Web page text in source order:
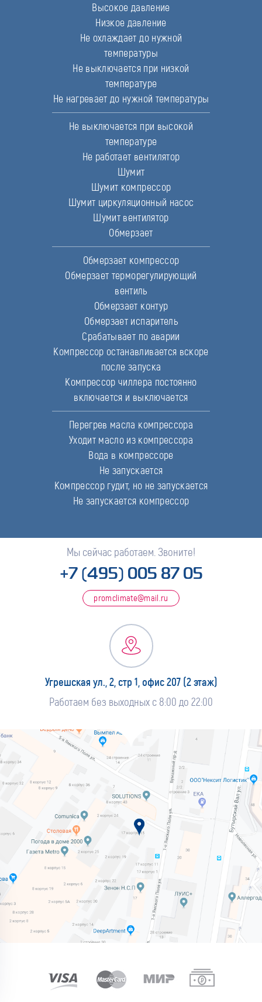
Высокое давление
Низкое давление
Не охлаждает до нужной
температуры
Не выключается при низкой
температуре
Не нагревает до нужной температуры
Не выключается при высокой
температуре
Не работает вентилятор
Шумит
Шумит компрессор
Шумит циркуляционный насос
Шумит вентилятор
Обмерзает
Обмерзает компрессор
Обмерзает терморегулирующий
вентиль
Обмерзает контур
Обмерзает испаритель
Срабатывает по аварии
Компрессор останавливается вскоре
после запуска
Компрессор чиллера постоянно
включается и выключается
Перегрев масла компрессора
Уходит масло из компрессора
Вода в компрессоре
Не запускается
Компрессор гудит, но не запускается
Не запускается компрессор
Мы сейчас работаем. Звоните!
+7 (495) 005 87 05
promclimate@mail.ru
Угрешская ул., 2, стр 1, офис 207 (2 этаж)
Работаем без выходных с 8:00 до 22:00